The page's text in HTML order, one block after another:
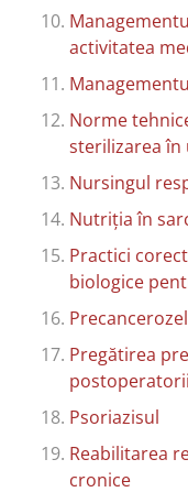
activitatea
Norme
sterilizarea în
Nursingul
Nutriția în
Practici
biologice
Pregătirea
postoperatorii
Psoriazisul
Reabilitarea
cronice